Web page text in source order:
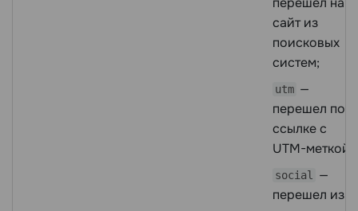
сайт из
поисковых
систем;
utm —
перешел по
ссылке с
UTM-меткой;
social —
перешел из